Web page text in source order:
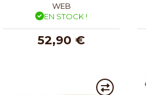
WEB
EN STOCK !
52,90 €